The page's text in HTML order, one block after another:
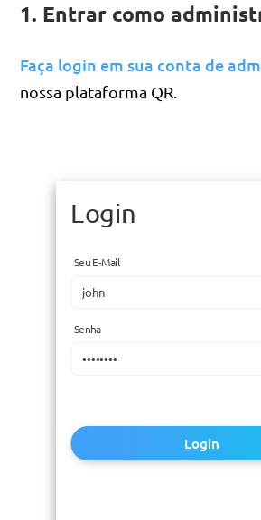
1. Entrar como
Faça login em sua conta de
nossa plataforma QR.
Login
Seu E-Mail
Senha
Login